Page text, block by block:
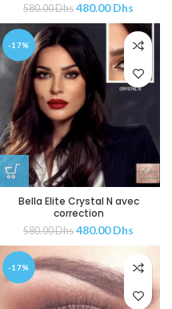
580.00Dhs 480.00Dhs
-17%
Bella Elite Crystal N avec
correction
580.00Dhs 480.00Dhs
-17%